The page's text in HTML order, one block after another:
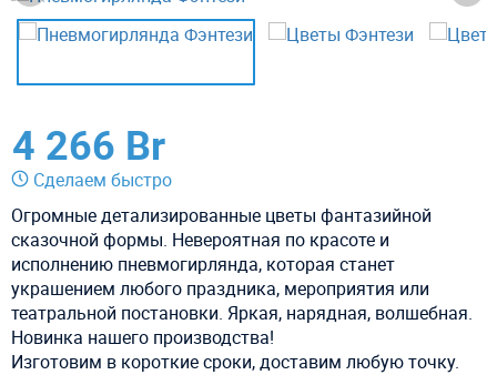
4 266 Br
Сделаем быстро
Огромные детализированные цветы фантазийной
сказочной формы. Невероятная по красоте и
исполнению пневмогирлянда, которая станет
украшением любого праздника, мероприятия или
театральной постановки. Яркая, нарядная, волшебная.
Новинка нашего производства!
Изготовим в короткие сроки, доставим любую точку.